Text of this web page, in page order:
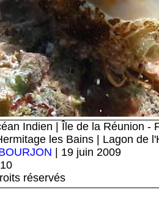
Indien | Île de la Réunion -
les Bains | Lagon de
| 19 juin 2009
réservés